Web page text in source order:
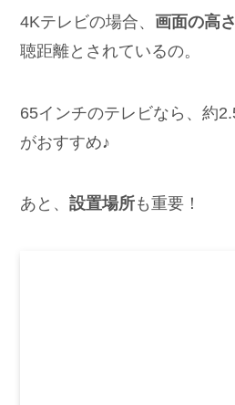
4Kテレビの場合、画面の高
聴距離とされているの。
65インチのテレビなら、約
がおすすめ♪
あと、設置場所も重要！